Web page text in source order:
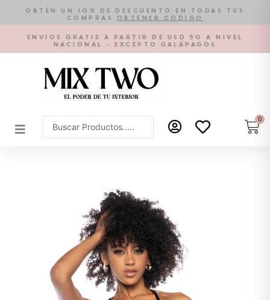
contenido
OBTÉN UN 10% DE DESCUENTO EN TODAS TUS
COMPRAS
OBTENER CÓDIGO
ENVÍOS GRATIS A PARTIR DE USD 50 A NIVEL
NACIONAL - EXCEPTO GALÁPAGOS
Search
...
0